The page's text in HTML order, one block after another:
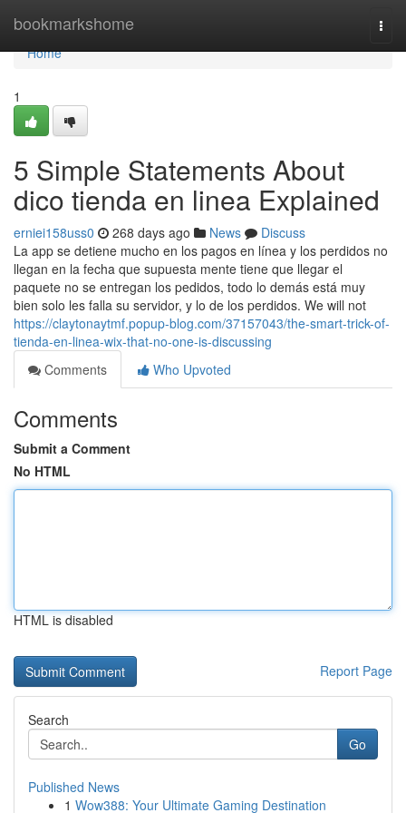
bookmarkshome
Home
Home
1
5 Simple Statements About
dico tienda en linea Explained
erniei158uss0 268 days ago News
Discuss
La app se detiene mucho en los pagos en línea y los perdidos no
llegan en la fecha que supuesta mente tiene que llegar el
paquete no se entregan los pedidos, todo lo demás está muy
bien solo les falla su servidor, y lo de los perdidos. We will not
https://claytonaytmf.popup-blog.com/37157043/the-smart-trick-of-
tienda-en-linea-wix-that-no-one-is-discussing
Comments
Who Upvoted
Comments
Submit a Comment
No HTML
HTML is disabled
Report Page
Search
Go
Published News
1 Wow388: Your Ultimate Gaming Destination